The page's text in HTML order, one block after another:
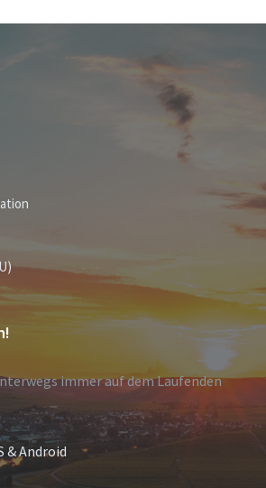
immer auf dem Laufenden
& Android